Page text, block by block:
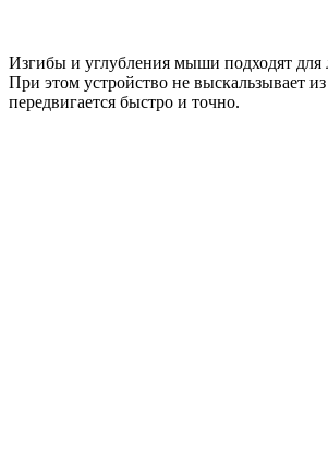
Изгибы и углубления мыши подходят для
При этом устройство не выскальзывает
передвигается быстро и точно.